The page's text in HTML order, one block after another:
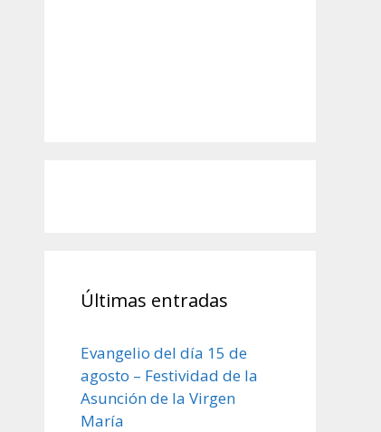
Últimas entradas
Evangelio del día 15 de
agosto – Festividad de la
Asunción de la Virgen
María